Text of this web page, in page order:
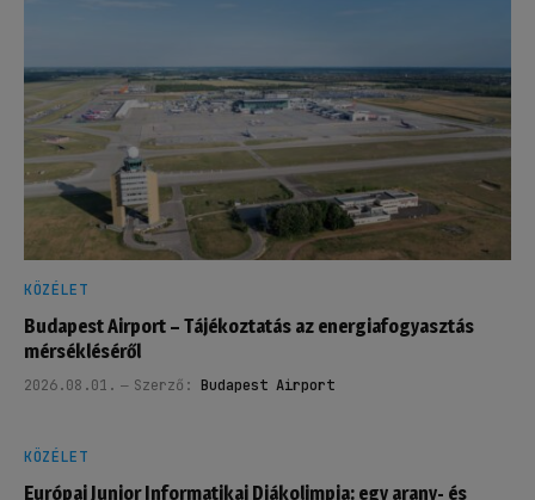
KÖZÉLET
Budapest Airport – Tájékoztatás az energiafogyasztás
mérsékléséről
2026.08.01. Szerző: Budapest Airport
KÖZÉLET
Európai Junior Informatikai Diákolimpia: egy arany- és